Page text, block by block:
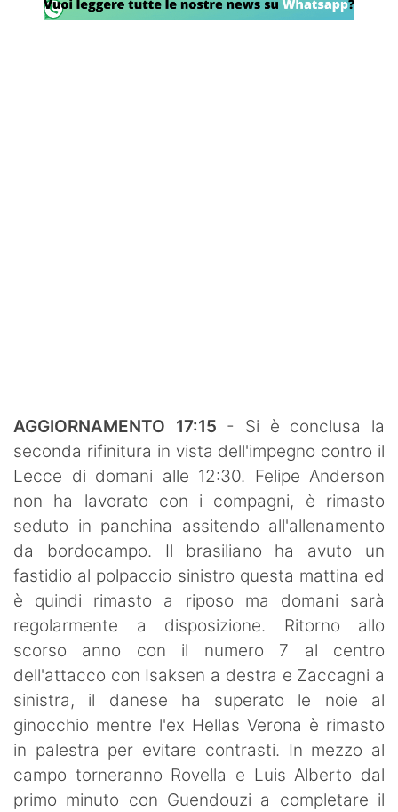
Lazio Women
SHOP LAZIO
Contatti
AGGIORNAMENTO 17:15 - Si è conclusa la
seconda rifinitura in vista dell'impegno contro il
Lecce di domani alle 12:30. Felipe Anderson
non ha lavorato con i compagni, è rimasto
seduto in panchina assitendo all'allenamento
da bordocampo. Il brasiliano ha avuto un
fastidio al polpaccio sinistro questa mattina ed
è quindi rimasto a riposo ma domani sarà
regolarmente a disposizione. Ritorno allo
scorso anno con il numero 7 al centro
dell'attacco con Isaksen a destra e Zaccagni a
sinistra, il danese ha superato le noie al
ginocchio mentre l'ex Hellas Verona è rimasto
in palestra per evitare contrasti. In mezzo al
campo torneranno Rovella e Luis Alberto dal
primo minuto con Guendouzi a completare il